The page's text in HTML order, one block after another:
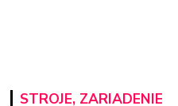
STROJE, ZARIADENIE